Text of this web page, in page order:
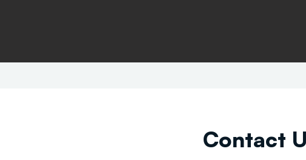
Contact